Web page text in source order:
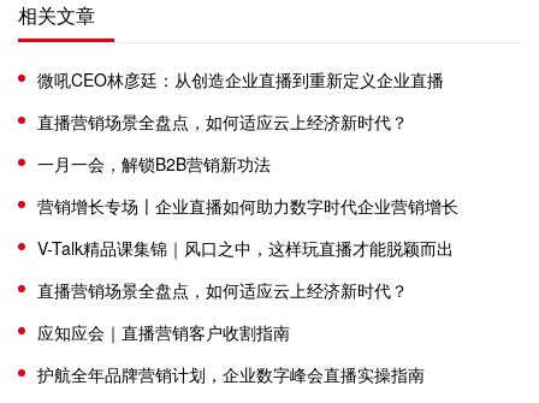
相关文章
微吼CEO林彦廷：从创造企业直播到重新定义企业直播
直播营销场景全盘点，如何适应云上经济新时代？
一月一会，解锁B2B营销新功法
营销增长专场〡企业直播如何助力数字时代企业营销增长
V-Talk精品课集锦｜风口之中，这样玩直播才能脱颖而出
直播营销场景全盘点，如何适应云上经济新时代？
应知应会｜直播营销客户收割指南
护航全年品牌营销计划，企业数字峰会直播实操指南